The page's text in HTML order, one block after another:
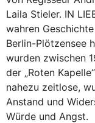
Laila Stieler. IN
wahren
Berlin-Plötzensee
wurden zwischen
der „Roten
nahezu zeitlose,
Anstand und
Würde und Angst.